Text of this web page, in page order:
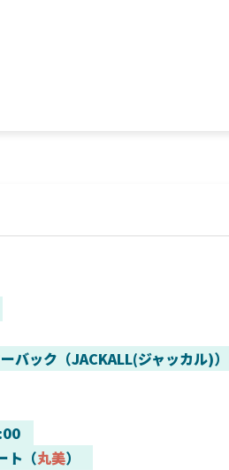
バック（JACKALL(ジャッカル)）
ト（丸美）